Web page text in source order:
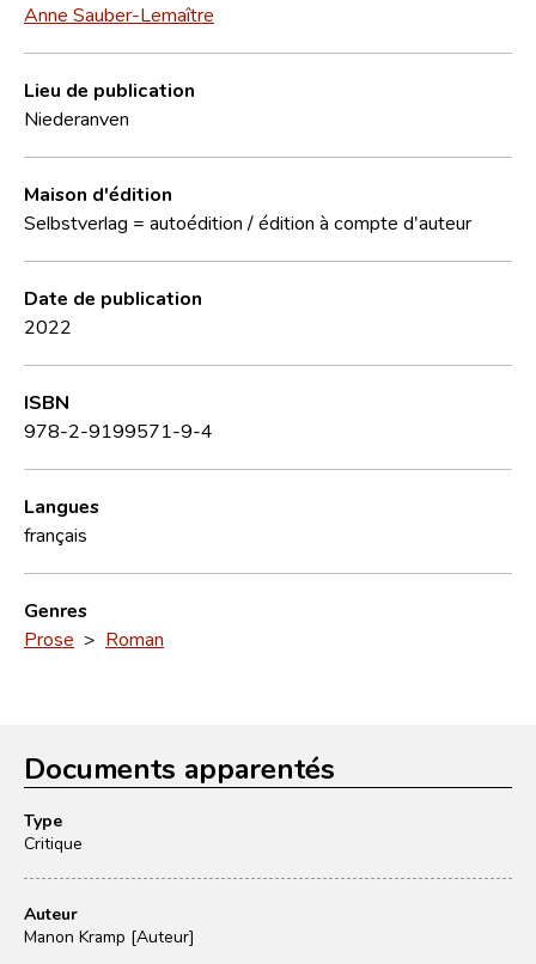
Contact
Anne Sauber-Lemaître
Lieu de publication
Niederanven
Maison d'édition
Selbstverlag = autoédition / édition à compte d'auteur
Date de publication
2022
ISBN
978-2-9199571-9-4
Langues
français
Genres
Prose > Roman
Documents apparentés
Type
Critique
Auteur
Manon Kramp [Auteur]